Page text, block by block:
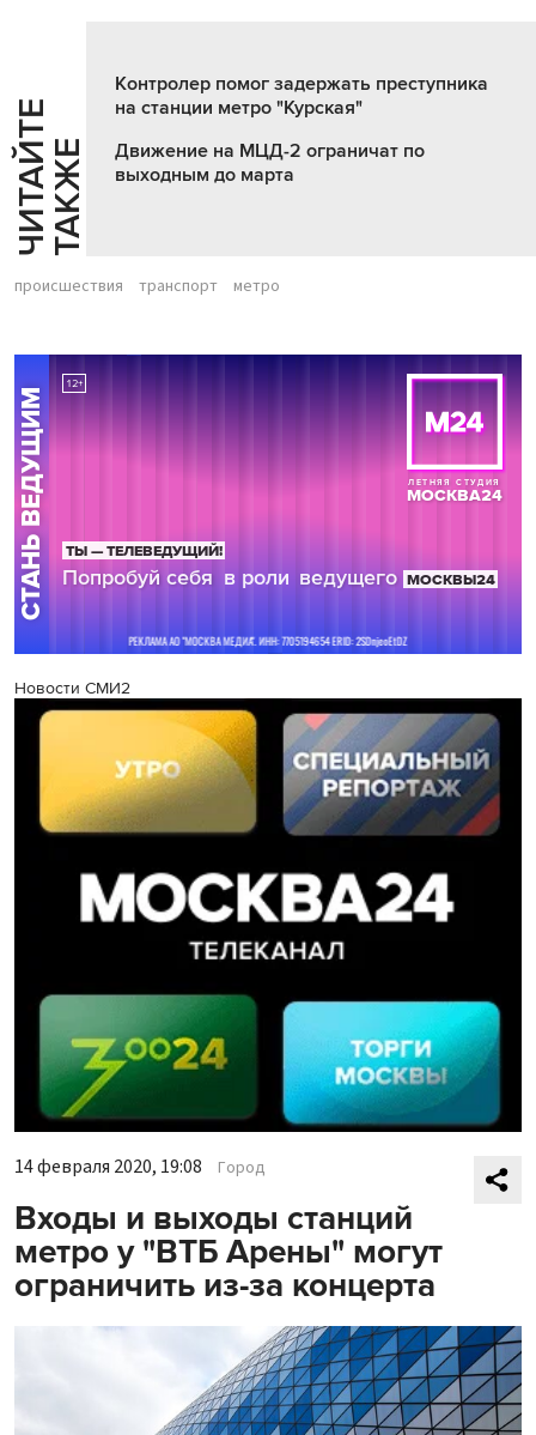
Ч
И
Т
АЙ
Т
Е
Т
А
К
ЖЕ
Контролер помог задержать преступника
на станции метро "Курская"
Движение на МЦД-2 ограничат по
выходным до марта
происшествия транспорт метро
Новости СМИ2
14 февраля 2020, 19:08 Город
Входы и выходы станций
метро у "ВТБ Арены" могут
ограничить из-за концерта